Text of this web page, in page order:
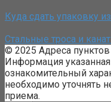
Куда сдать упаковку
Стальные троса и
© 2025 Адреса
Информация
ознакомительный
необходимо уточнять
приема.